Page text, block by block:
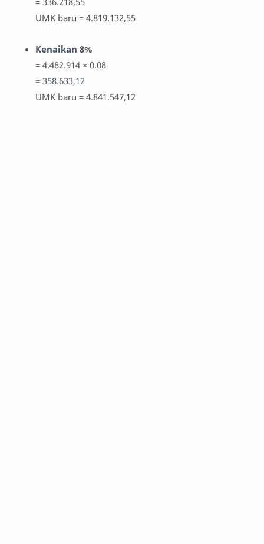
UMK baru = 4.819.132,55
Kenaikan 8%
= 4.482.914 × 0.08
= 358.633,12
UMK baru = 4.841.547,12